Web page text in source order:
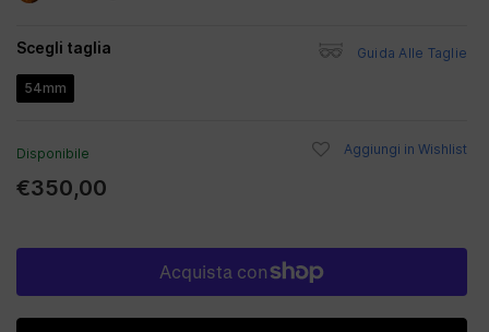
Scegli taglia Guida Alle Taglie
54mm
Disponibile
€350,00
Aggiungi in Wishlist